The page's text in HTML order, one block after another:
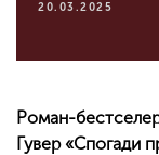
20.03.2025
Роман-
Гувер «Спогади